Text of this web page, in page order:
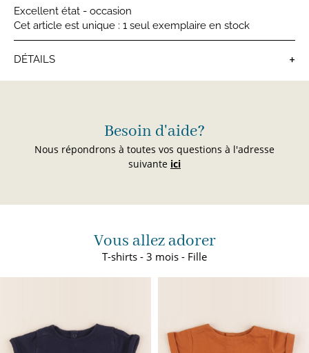
Excellent état - occasion
Cet article est unique : 1 seul exemplaire en stock
DÉTAILS +
T-shirts bébé
Besoin d'aide?
Nous répondrons à toutes vos questions à l'adresse
suivante ici
Vous allez adorer
T-shirts - 3 mois - Fille